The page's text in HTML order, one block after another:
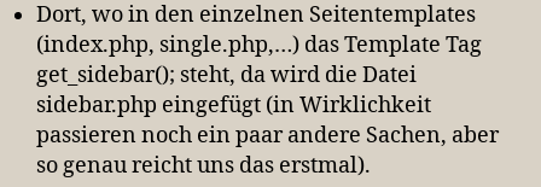
Dort, wo in den einzelnen Seitentemplates
(index.php, single.php,…) das Template Tag
get_sidebar(); steht, da wird die Datei
sidebar.php eingefügt (in Wirklichkeit
passieren noch ein paar andere Sachen, aber
so genau reicht uns das erstmal).